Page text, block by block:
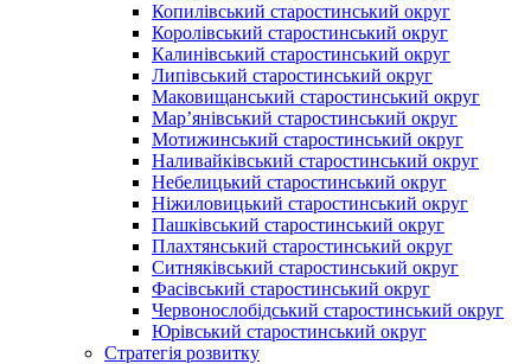
Копилівський старостинський округ
Королівський старостинський округ
Калинівський старостинський округ
Липівський старостинський округ
Маковищанський старостинський округ
Мар’янівський старостинський округ
Мотижинський старостинський округ
Наливайківський старостинський округ
Небелицький старостинський округ
Ніжиловицький старостинський округ
Пашківський старостинський округ
Плахтянський старостинський округ
Ситняківський старостинський округ
Фасівський старостинський округ
Червонослобідський старостинський округ
Юрівський старостинський округ
Стратегія розвитку